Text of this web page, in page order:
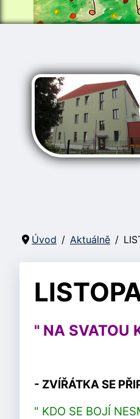
Úvod Aktuálně
" NA SVATOU
- ZVÍŘÁTKA SE
" KDO SE BOJÍ